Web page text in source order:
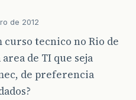
de 2012
curso tecnico no Rio de
de TI que seja
de preferencia